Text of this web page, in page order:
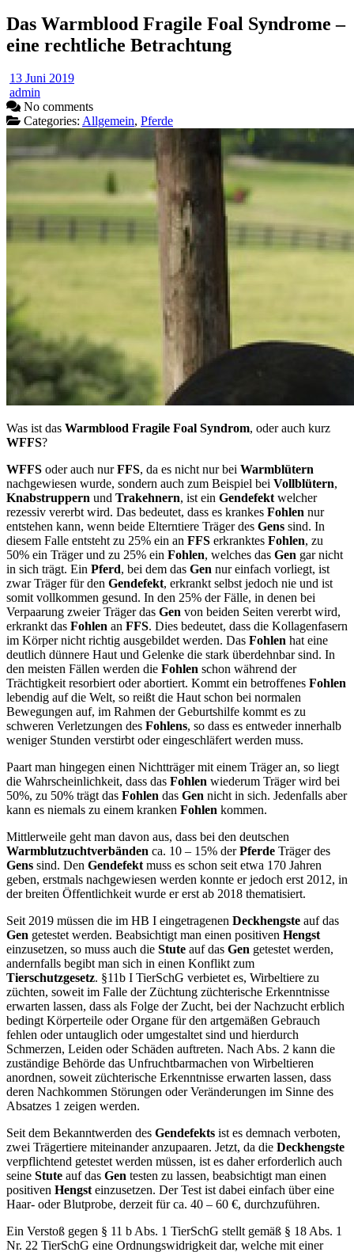
Das Warmblood Fragile Foal Syndrome –
eine rechtliche Betrachtung
13 Juni 2019
admin
No comments
Categories: Allgemein, Pferde
Was ist das Warmblood Fragile Foal Syndrom, oder auch kurz
WFFS?
WFFS oder auch nurFFS, da es nicht nur bei Warmblütern
nachgewiesen wurde, sondern auch zum Beispiel bei Vollblütern,
Knabstruppern und Trakehnern, ist ein Gendefektwelcher
rezessiv vererbt wird. Das bedeutet, dass es krankes Fohlen nur
entstehen kann, wenn beide Elterntiere Träger des Gens sind. In
diesem Falle entsteht zu 25% ein an FFS erkranktes Fohlen, zu
50% ein Träger und zu 25% ein Fohlen, welches das Gen gar nicht
in sich trägt. Ein Pferd, bei dem das Gen nur einfach vorliegt, ist
zwar Träger für den Gendefekt, erkrankt selbst jedoch nie und ist
somit vollkommen gesund. In den 25% der Fälle, in denen bei
Verpaarung zweier Träger das Gen von beiden Seiten vererbt wird,
erkrankt das Fohlen an FFS. Dies bedeutet, dass die Kollagenfasern
im Körper nicht richtig ausgebildet werden. Das Fohlen hat eine
deutlich dünnere Haut und Gelenke die stark überdehnbar sind. In
den meisten Fällen werden die Fohlen schon während der
Trächtigkeit resorbiert oder abortiert. Kommt ein betroffenes Fohlen
lebendig auf die Welt, so reißt die Haut schon bei normalen
Bewegungen auf, im Rahmen der Geburtshilfe kommt es zu
schweren Verletzungen des Fohlens, so dass es entweder innerhalb
weniger Stunden verstirbt oder eingeschläfert werden muss.
Paart man hingegen einen Nichtträger mit einem Träger an, so liegt
die Wahrscheinlichkeit, dass das Fohlen wiederum Träger wird bei
50%, zu 50% trägt das Fohlen das Gen nicht in sich. Jedenfalls aber
kann es niemals zu einem kranken Fohlen kommen.
Mittlerweile geht man davon aus, dass bei den deutschen
Warmblutzuchtverbänden ca. 10 – 15% derPferde Träger des
Gens sind. Den Gendefektmuss es schon seit etwa 170 Jahren
geben, erstmals nachgewiesen werden konnte er jedoch erst 2012, in
der breiten Öffentlichkeit wurde er erst ab 2018 thematisiert.
Seit 2019 müssen die im HB I eingetragenen Deckhengste auf das
Gen getestet werden. Beabsichtigt man einen positiven Hengst
einzusetzen, so muss auch die Stute auf das Gen getestet werden,
andernfalls begibt man sich in einen Konflikt zum
Tierschutzgesetz. §11b I TierSchG verbietet es, Wirbeltiere zu
züchten, soweit im Falle der Züchtung züchterische Erkenntnisse
erwarten lassen, dass als Folge der Zucht, bei der Nachzucht erblich
bedingt Körperteile oder Organe für den artgemäßen Gebrauch
fehlen oder untauglich oder umgestaltet sind und hierdurch
Schmerzen, Leiden oder Schäden auftreten. Nach Abs. 2 kann die
zuständige Behörde das Unfruchtbarmachen von Wirbeltieren
anordnen, soweit züchterische Erkenntnisse erwarten lassen, dass
deren Nachkommen Störungen oder Veränderungen im Sinne des
Absatzes 1 zeigen werden.
Seit dem Bekanntwerden des Gendefekts ist es demnach verboten,
zwei Trägertiere miteinander anzupaaren. Jetzt, da die Deckhengste
verpflichtend getestet werden müssen, ist es daher erforderlich auch
seine Stute auf das Gen testen zu lassen, beabsichtigt man einen
positiven Hengsteinzusetzen. Der Test ist dabei einfach über eine
Haar- oder Blutprobe, derzeit für ca. 40 – 60 €, durchzuführen.
Ein Verstoß gegen § 11 b Abs. 1 TierSchG stellt gemäß § 18 Abs. 1
Nr. 22 TierSchG eine Ordnungswidrigkeit dar, welche mit einer